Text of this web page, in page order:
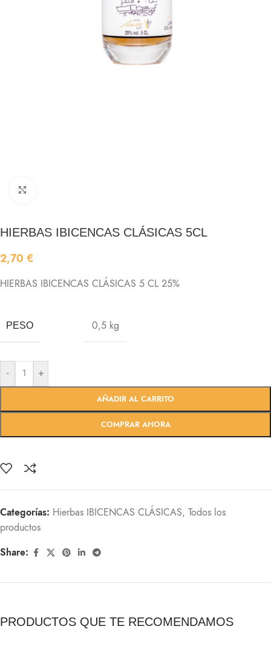
HIERBAS IBICENCAS CLÁSICAS 5CL
2,70 €
HIERBAS IBICENCAS CLÁSICAS 5 CL 25%
PESO 0,5 kg
- +
AÑADIR AL CARRITO
COMPRAR AHORA
Categorías: Hierbas IBICENCAS CLÁSICAS, Todos los
productos
Share:
PRODUCTOS QUE TE RECOMENDAMOS